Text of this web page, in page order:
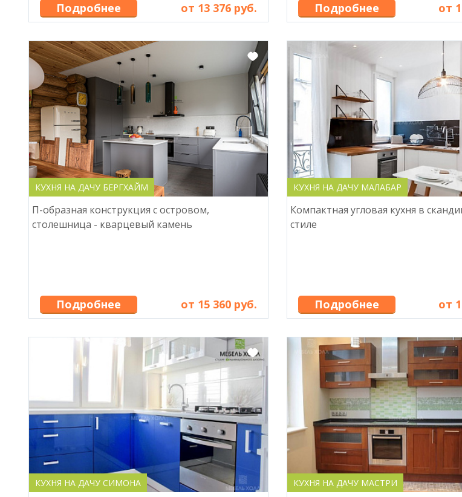
Подробнее от 13 376 руб. Подробнее от
КУХНЯ НА ДАЧУ БЕРГХАЙМ
П-образная конструкция с островом,
столешница - кварцевый камень
Подробнее от 15 360 руб.
КУХНЯ НА ДАЧУ МАЛАБАР
Компактная угловая кухня в
стиле
Подробнее от
КУХНЯ НА ДАЧУ СИМОНА КУХНЯ НА ДАЧУ МАСТРИ